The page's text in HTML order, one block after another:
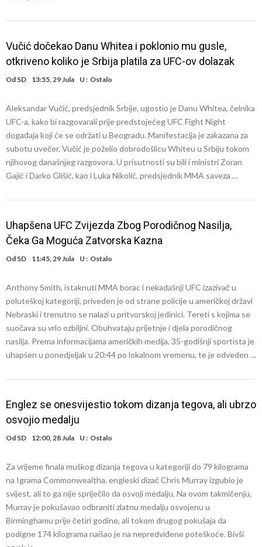
Vučić dočekao Danu Whitea i poklonio mu gusle,
otkriveno koliko je Srbija platila za UFC-ov dolazak
Od SD 13:55, 29 Jula U : Ostalo
Aleksandar Vučić, predsjednik Srbije, ugostio je Danu Whitea, čelnika
UFC-a, kako bi razgovarali prije predstojećeg UFC Fight Night
događaja koji će se održati u Beogradu. Manifestacija je zakazana za
subotu uvečer. Vučić je poželio dobrodošlicu Whiteu u Srbiju tokom
njihovog današnjeg razgovora. U prisutnosti su bili i ministri Zoran
Gajić i Darko Glišić, kao i Luka Nikolić, predsjednik MMA saveza …
Uhapšena UFC Zvijezda Zbog Porodičnog Nasilja,
Čeka Ga Moguća Zatvorska Kazna
Od SD 11:45, 29 Jula U : Ostalo
Anthony Smith, istaknuti MMA borac i nekadašnji UFC izazivač u
poluteškoj kategoriji, priveden je od strane policije u američkoj državi
Nebraski i trenutno se nalazi u pritvorskoj jedinici. Tereti s kojima se
suočava su vrlo ozbiljni. Obuhvataju prijetnje i djela porodičnog
nasilja. Prema informacijama američkih medija, 35-godišnji sportista je
uhapšen u ponedjeljak u 20:44 po lokalnom vremenu, te je odveden …
Englez se onesvijestio tokom dizanja tegova, ali ubrzo
osvojio medalju
Od SD 12:00, 28 Jula U : Ostalo
Za vrijeme finala muškog dizanja tegova u kategoriji do 79 kilograma
na Igrama Commonwealtha, engleski dizač Chris Murray izgubio je
svijest, ali to ga nije spriječilo da osvoji medalju. Na ovom takmičenju,
Murray je pokušavao odbraniti zlatnu medalju osvojenu u
Birminghamu prije četiri godine, ali tokom drugog pokušaja da
podigne 174 kilograma naišao je na nepredviđene poteškoće. Bivši